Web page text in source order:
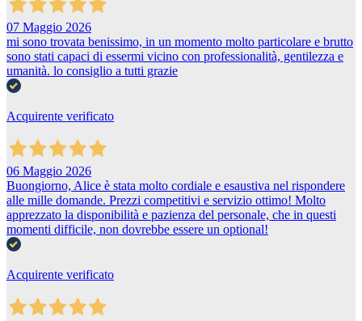
07 Maggio 2026
mi sono trovata benissimo, in un momento molto particolare e brutto
sono stati capaci di essermi vicino con professionalità, gentilezza e
umanità. lo consiglio a tutti grazie
Acquirente verificato
06 Maggio 2026
Buongiorno, Alice è stata molto cordiale e esaustiva nel rispondere
alle mille domande. Prezzi competitivi e servizio ottimo! Molto
apprezzato la disponibilità e pazienza del personale, che in questi
momenti difficile, non dovrebbe essere un optional!
Acquirente verificato